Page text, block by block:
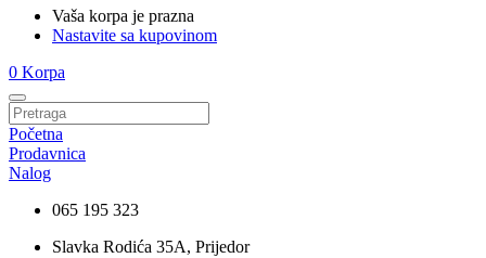
Vaša korpa je prazna
Nastavite sa kupovinom
0 Korpa
Početna
Prodavnica
Nalog
065 195 323
Slavka Rodića 35A, Prijedor